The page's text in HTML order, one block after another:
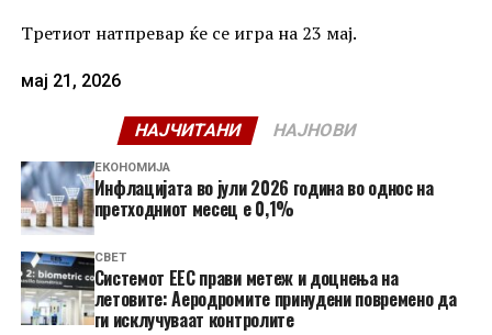
Третиот натпревар ќе се игра на 23 мај.
мај 21, 2026
НАЈЧИТАНИ НАЈНОВИ
ЕКОНОМИЈА
Инфлацијата во јули 2026 година во однос на
претходниот месец е 0,1%
СВЕТ
Системот ЕЕС прави метеж и доцнења на
летовите: Аеродромите принудени повремено да
ги исклучуваат контролите